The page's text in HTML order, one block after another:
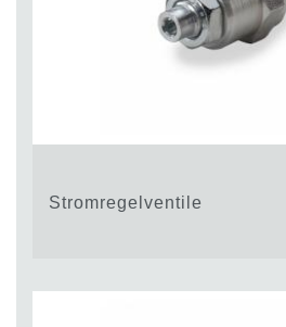
Stromregelventile